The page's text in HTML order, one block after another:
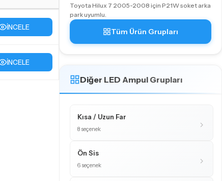
İNCELE
İNCELE
Toyota Hilux 7 2005-2008 için P21W soket arka
park uyumlu.
Tüm Ürün Grupları
Diğer LED Ampul Grupları
Kısa / Uzun Far
8 seçenek
Ön Sis
6 seçenek